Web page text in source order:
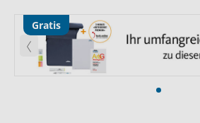
Gratis
Zurück